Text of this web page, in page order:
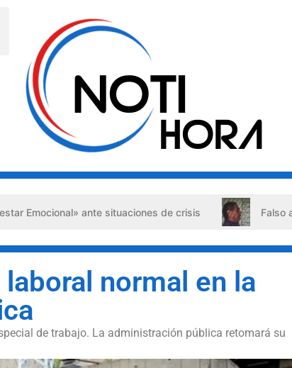
ante situaciones de crisis Falso
normal en la
de trabajo. La administración pública retomará su